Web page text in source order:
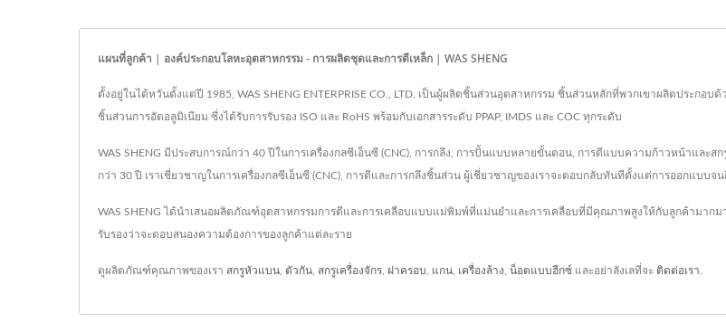
แผนที่ลูกค้า | องค์ประกอบโลหะอุตสาหกรรม - การผลิตชุดและการตีเหล็ก | WAS SHENG
ตั้งอยู่ในไต้หวันตั้งแต่ปี 1985, WAS SHENG ENTERPRISE CO., LTD. เป็นผู้ผลิตชิ้นส่วนอุตสาหกรรม ชิ้นส่วนหลักที่พวกเขาผลิตประกอ
ชิ้นส่วนการอัดอลูมิเนียม ซึ่งได้รับการรับรอง ISO และ RoHS พร้อมกับเอกสารระดับ PPAP, IMDS และ COC ทุกระดับ
WAS SHENG มีประสบการณ์กว่า 40 ปีในการเครื่องกลซีเอ็นซี (CNC), การกลึง, การปั้นแบบหลายขั้นตอน, การตีแบบความก้าวหน้าแล
กว่า 30 ปี เราเชี่ยวชาญในการเครื่องกลซีเอ็นซี (CNC), การตีและการกลึงชิ้นส่วน ผู้เชี่ยวชาญของเราจะตอบกลับทันทีตั้งแต่การออกแบ
WAS SHENG ได้นำเสนอผลิตภัณฑ์อุตสาหกรรมการตีและการเคลือบแบบแม่พิมพ์ที่แม่นยำและการเคลือบที่มีคุณภาพสูงให้กับลูกค้ามาก
รับรองว่าจะตอบสนองความต้องการของลูกค้าแต่ละราย
ดูผลิตภัณฑ์คุณภาพของเรา สกรูหัวแบน ตัวกัน สกรูเครื่องจักร ฝาครอบ แกน เครื่องล้าง น็อตแบบฮีกซ์ และอย่าลังเลที่จะ ติดต่อเรา